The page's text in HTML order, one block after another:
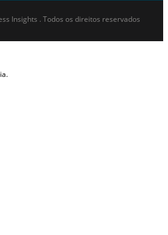
Insights . Todos os direitos reservados